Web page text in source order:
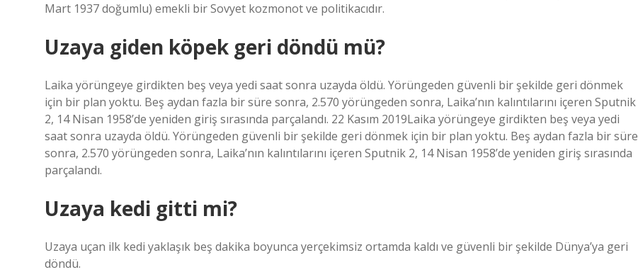
Mart 1937 doğumlu) emekli bir Sovyet kozmonot ve politikacıdır.
Uzaya giden köpek geri döndü mü?
Laika yörüngeye girdikten beş veya yedi saat sonra uzayda öldü. Yörüngeden güvenli bir şekilde geri dönmek
için bir plan yoktu. Beş aydan fazla bir süre sonra, 2.570 yörüngeden sonra, Laika’nın kalıntılarını içeren Sputnik
2, 14 Nisan 1958’de yeniden giriş sırasında parçalandı. 22 Kasım 2019Laika yörüngeye girdikten beş veya yedi
saat sonra uzayda öldü. Yörüngeden güvenli bir şekilde geri dönmek için bir plan yoktu. Beş aydan fazla bir süre
sonra, 2.570 yörüngeden sonra, Laika’nın kalıntılarını içeren Sputnik 2, 14 Nisan 1958’de yeniden giriş sırasında
parçalandı.
Uzaya kedi gitti mi?
Uzaya uçan ilk kedi yaklaşık beş dakika boyunca yerçekimsiz ortamda kaldı ve güvenli bir şekilde Dünya’ya geri
döndü.